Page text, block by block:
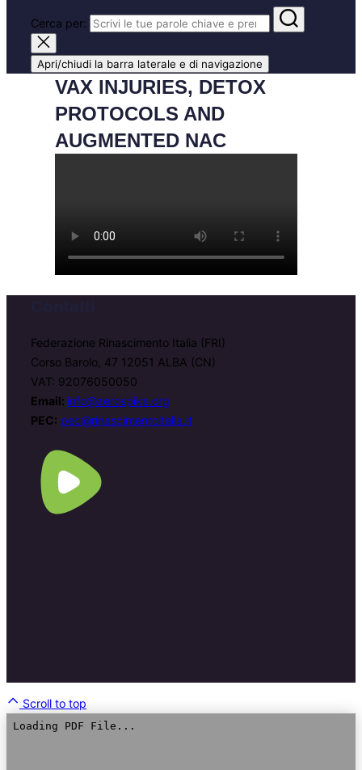
Cerca per:
Apri/chiudi la barra laterale e di navigazione
VAX INJURIES, DETOX
PROTOCOLS AND
AUGMENTED NAC
Federazione Rinascimento Italia (FRI)
Corso Barolo, 47 12051 ALBA (CN)
VAT: 92076050050
Email: info@zerospike.org
PEC: pec@rinascimentoitalia.it
Scroll to top